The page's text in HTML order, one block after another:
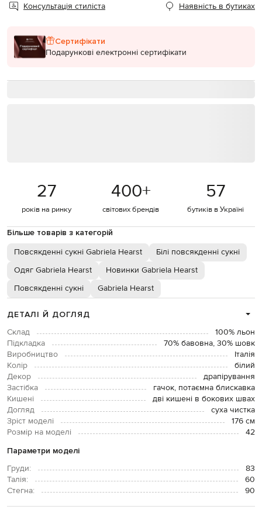
Консультація стиліста Наявність в бутиках
Сертифікати
Подарункові електронні сертифікати
27
років на ринку
400+
світових брендів
57
бутиків в Україні
Більше товарів з категорій
Повсякденні сукні Gabriela Hearst
Білі повсякденні сукні
Одяг Gabriela Hearst
Новинки Gabriela Hearst
Повсякденні сукні
Gabriela Hearst
ДЕТАЛІ Й ДОГЛЯД
Склад
100% льон
Підкладка
70% бавовна, 30% шовк
Виробництво
Італія
Колір
білий
Декор
драпірування
Застібка
гачок, потаємна блискавка
Кишені
дві кишені в бокових швах
Догляд
суха чистка
Зріст моделі
176 см
Розмір на моделі
42
Параметри моделі
Груди:
83
Талія:
60
Стегна:
90